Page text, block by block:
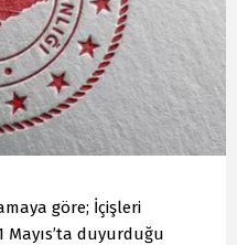
göre; İçişleri
Mayıs’ta duyurduğu